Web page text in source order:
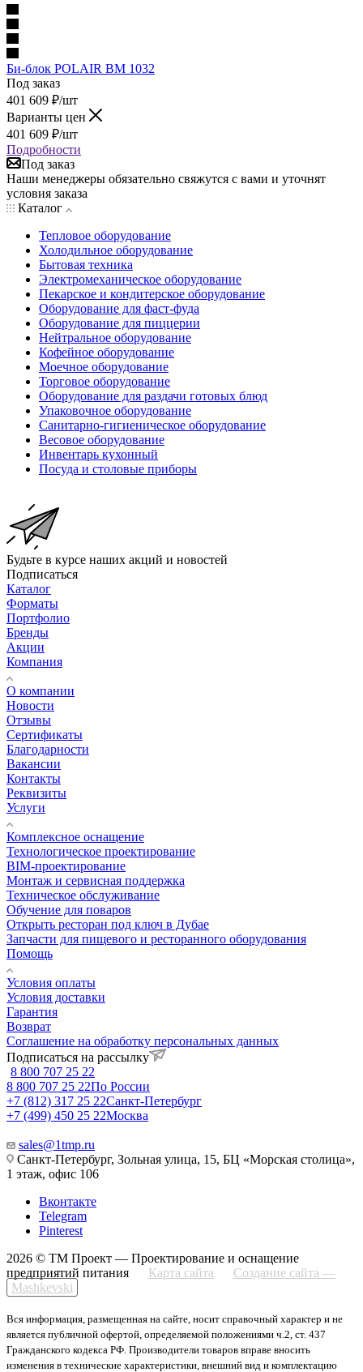
Би-блок POLAIR BM 1032
Под заказ
401 609 ₽/шт
Варианты цен
401 609 ₽/шт
Подробности
Под заказ
Наши менеджеры обязательно свяжутся с вами и уточнят
условия заказа
Каталог
Тепловое оборудование
Холодильное оборудование
Бытовая техника
Электромеханическое оборудование
Пекарское и кондитерское оборудование
Оборудование для фаст-фуда
Оборудование для пиццерии
Нейтральное оборудование
Кофейное оборудование
Моечное оборудование
Торговое оборудование
Оборудование для раздачи готовых блюд
Упаковочное оборудование
Санитарно-гигиеническое оборудование
Весовое оборудование
Инвентарь кухонный
Посуда и столовые приборы
Будьте в курсе наших акций и новостей
Подписаться
Каталог
Форматы
Портфолио
Бренды
Акции
Компания
О компании
Новости
Отзывы
Сертификаты
Благодарности
Вакансии
Контакты
Реквизиты
Услуги
Комплексное оснащение
Технологическое проектирование
BIM-проектирование
Монтаж и сервисная поддержка
Техническое обслуживание
Обучение для поваров
Открыть ресторан под ключ в Дубае
Запчасти для пищевого и ресторанного оборудования
Помощь
Условия оплаты
Условия доставки
Гарантия
Возврат
Соглашение на обработку персональных данных
Подписаться на рассылку
8 800 707 25 22
8 800 707 25 22По России
+7 (812) 317 25 22Санкт-Петербург
+7 (499) 450 25 22Москва
sales@1tmp.ru
Санкт-Петербург, Зольная улица, 15, БЦ «Морская столица»,
1 этаж, офис 106
Вконтакте
Telegram
Pinterest
2026 © ТМ Проект — Проектирование и оснащение
предприятий питания
Карта сайта
Создание сайта —
Mashkevski
Вся информация, размещенная на сайте, носит справочный характер и не
является публичной офертой, определяемой положениями ч.2, ст. 437
Гражданского кодекса РФ. Производители товаров вправе вносить
изменения в технические характеристики, внешний вид и комплектацию